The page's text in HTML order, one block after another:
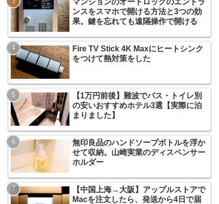
ンスをスマホで開ける方法と3つの効
果。鍵を忘れても遠隔操作で開ける
Fire TV Stick 4K Maxにヒートシンク
をつけて熱対策をした
【1万円前後】難波でバス・トイレ別
の安いおすすめホテル3選【実際に泊
まりました】
無印良品のハンドソープボトルを浮か
せて収納。山崎実業のディスペンサー
ホルダー
【中国上海→大阪】アップルストアで
Macを注文したら、発送から4日で届